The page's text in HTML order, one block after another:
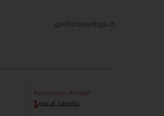
graficheantiga.it
Benvenuto Accedi!
vai al carrello